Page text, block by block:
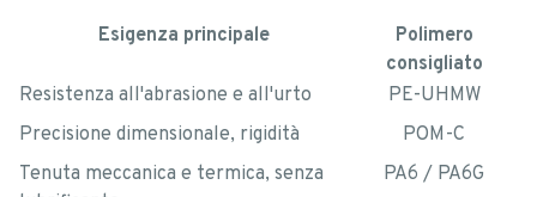
Esigenza principale
Polimero
consigliato
Resistenza all'abrasione e all'urto
PE-UHMW
Precisione dimensionale, rigidità
POM-C
Tenuta meccanica e termica, senza
PA6 / PA6G